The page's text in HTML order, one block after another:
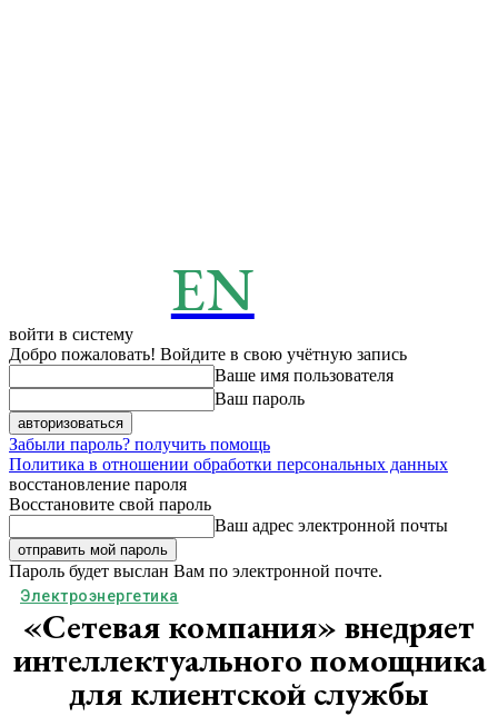
EN
войти в систему
Добро пожаловать! Войдите в свою учётную запись
Ваше имя пользователя
Ваш пароль
Забыли пароль? получить помощь
Политика в отношении обработки персональных данных
восстановление пароля
Восстановите свой пароль
Ваш адрес электронной почты
Пароль будет выслан Вам по электронной почте.
Электроэнергетика
«Сетевая компания» внедряет
интеллектуального помощника
для клиентской службы